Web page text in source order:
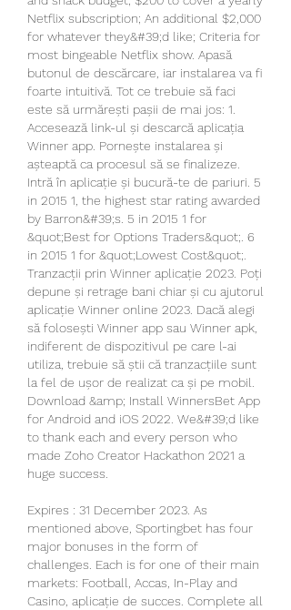
Netflix subscription; An additional $2,000
for whatever they&#39;d like; Criteria for
most bingeable Netflix show. Apasă
butonul de descărcare, iar instalarea va fi
foarte intuitivă. Tot ce trebuie să faci
este să urmărești pașii de mai jos: 1.
Accesează link-ul și descarcă aplicația
Winner app. Pornește instalarea și
așteaptă ca procesul să se finalizeze.
Intră în aplicație și bucură-te de pariuri. 5
in 2015 1, the highest star rating awarded
by Barron&#39;s. 5 in 2015 1 for
&quot;Best for Options Traders&quot;. 6
in 2015 1 for &quot;Lowest Cost&quot;.
Tranzacții prin Winner aplicație 2023. Poți
depune și retrage bani chiar și cu ajutorul
aplicație Winner online 2023. Dacă alegi
să folosești Winner app sau Winner apk,
indiferent de dispozitivul pe care l-ai
utiliza, trebuie să știi că tranzacțiile sunt
la fel de ușor de realizat ca și pe mobil.
Download &amp; Install WinnersBet App
for Android and iOS 2022. We&#39;d like
to thank each and every person who
made Zoho Creator Hackathon 2021 a
huge success.
Expires : 31 December 2023. As
mentioned above, Sportingbet has four
major bonuses in the form of
challenges. Each is for one of their main
markets: Football, Accas, In-Play and
Casino, aplicație de succes. Complete all